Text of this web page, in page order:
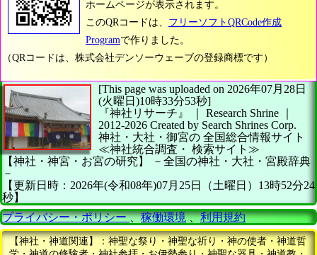
ホームページが表示されます。
このQRコードは、 フリーソフトQRCode作成
Programで作りました。
（QRコードは、株式会社デンソーウェーブの登録商標です）
[This page was uploaded on 2026年07月28日
(火曜日)10時33分53秒]
『神社リサーチ』 ｜ Research Shrine
2012-2026 Created by Search Shrines Corp.
神社・大社・御宮の 全国総合情報サイト
≪神社統合調査・ 検索サイト≫
【神社・神宮・お宮の研究】
－全国の神社・大社・宮殿辞典
－
【更新日時：2026年(令和08年)07月25日（土曜日）13時52分24
秒】
プライバシー・ポリシー、稼働環境、利用規約
【神社・神道関連】：神聖な祭り・神聖な祈り・神の使者・神道哲